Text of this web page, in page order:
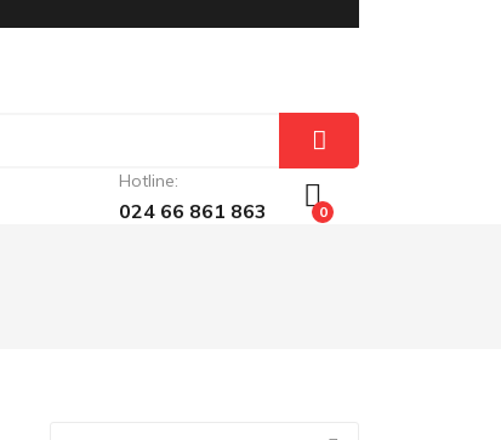
Hotline:
024 66 861 863 0